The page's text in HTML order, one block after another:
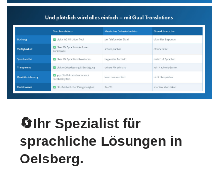
🔄Ihr Spezialist für
sprachliche Lösungen in
Oelsberg.